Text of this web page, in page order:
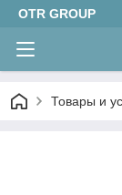
OTR GROUP
Товары и